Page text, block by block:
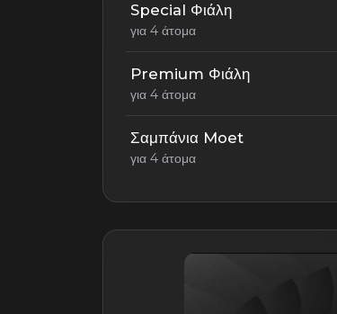
Special Φιάλη
για 4 άτομα
Premium Φιάλη
για 4 άτομα
Σαμπάνια Moet
για 4 άτομα